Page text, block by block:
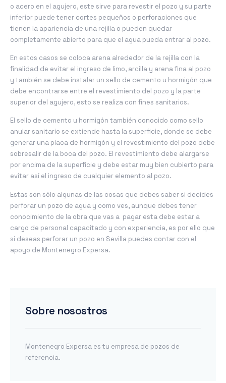
o acero en el agujero, este sirve para revestir el pozo y su parte
inferior puede tener cortes pequeños o perforaciones que
tienen la apariencia de una rejilla o pueden quedar
completamente abierto para que el agua pueda entrar al pozo.
En estos casos se coloca arena alrededor de la rejilla con la
finalidad de evitar el ingreso de limo, arcilla y arena fina al pozo
y también se debe instalar un sello de cemento u hormigón que
debe encontrarse entre el revestimiento del pozo y la parte
superior del agujero, esto se realiza con fines sanitarios.
El sello de cemento u hormigón también conocido como sello
anular sanitario se extiende hasta la superficie, donde se debe
generar una placa de hormigón y el revestimiento del pozo debe
sobresalir de la boca del pozo. El revestimiento debe alargarse
por encima de la superficie y debe estar muy bien cubierto para
evitar así el ingreso de cualquier elemento al pozo.
Estas son sólo algunas de las cosas que debes saber si decides
perforar un pozo de agua y como ves, aunque debes tener
conocimiento de la obra que vas a pagar esta debe estar a
cargo de personal capacitado y con experiencia, es por ello que
si deseas perforar un pozo en Sevilla puedes contar con el
apoyo de Montenegro Expersa.
Sobre nosostros
Montenegro Expersa es tu empresa de pozos de
referencia.